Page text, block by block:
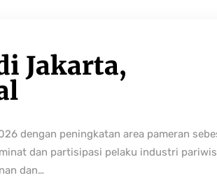
Jakarta,
dengan peningkatan area pameran
dan partisipasi pelaku industri
dan…